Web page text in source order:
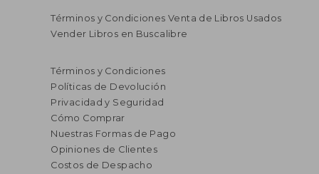
Términos y Condiciones Venta de Libros Usados
Vender Libros en Buscalibre
Términos y Condiciones
Políticas de Devolución
Privacidad y Seguridad
Cómo Comprar
Nuestras Formas de Pago
Opiniones de Clientes
Costos de Despacho